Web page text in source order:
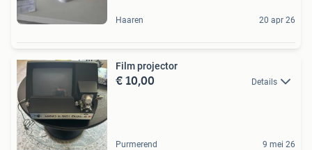
Haaren 20 apr 26
Film projector
€ 10,00 Details
Purmerend 9 mei 26